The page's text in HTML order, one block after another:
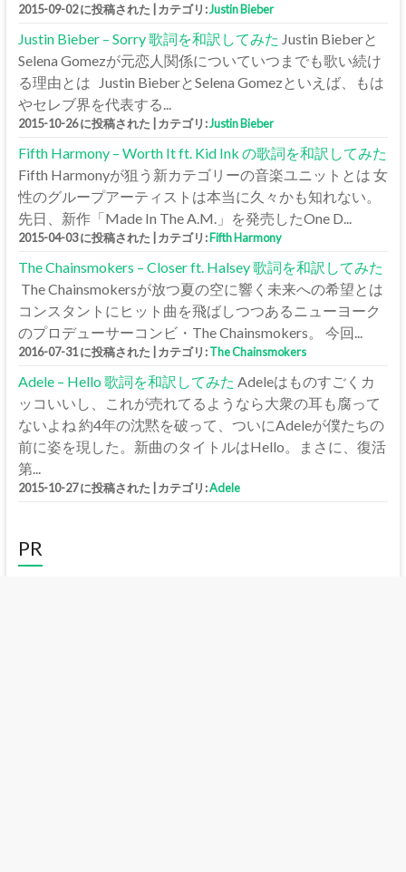
2015-09-02 に投稿された カテゴリ:Justin Bieber
Justin Bieber – Sorry 歌詞を和訳してみた Justin Bieberと
Selena Gomezが元恋人関係についていつまでも歌い続け
る理由とは Justin BieberとSelena Gomezといえば、もは
やセレブ界を代表する...
2015-10-26 に投稿された カテゴリ:Justin Bieber
Fifth Harmony – Worth It ft. Kid Ink の歌詞を和訳してみた
Fifth Harmonyが狙う新カテゴリーの音楽ユニットとは 女
性のグループアーティストは本当に久々かも知れない。
先日、新作「Made In The A.M.」を発売したOne D...
2015-04-03 に投稿された カテゴリ:Fifth Harmony
The Chainsmokers – Closer ft. Halsey 歌詞を和訳してみた
The Chainsmokersが放つ夏の空に響く未来への希望とは
コンスタントにヒット曲を飛ばしつつあるニューヨーク
のプロデューサーコンビ・The Chainsmokers。 今回...
2016-07-31 に投稿された カテゴリ:The Chainsmokers
Adele – Hello 歌詞を和訳してみた Adeleはものすごくカ
ッコいいし、これが売れてるようなら大衆の耳も腐って
ないよね 約4年の沈黙を破って、ついにAdeleが僕たちの
前に姿を現した。新曲のタイトルはHello。まさに、復活
第...
2015-10-27 に投稿された カテゴリ:Adele
PR